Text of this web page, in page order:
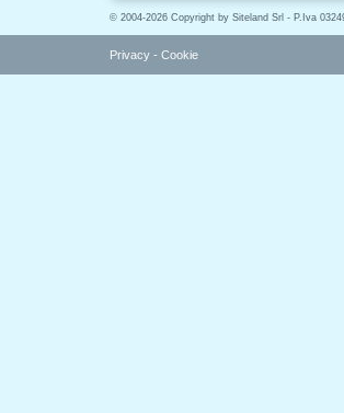
© 2004-2026 Copyright by Siteland Srl - P.Iva
Privacy - Cookie